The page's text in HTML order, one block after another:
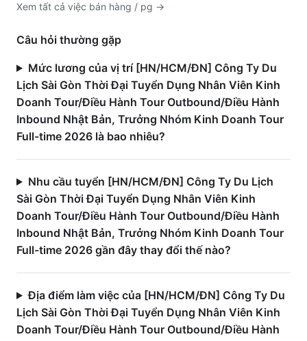
Xem tất cả việc bán hàng / pg →
Câu hỏi thường gặp
Mức lương của vị trí [HN/HCM/ĐN] Công Ty Du
Lịch Sài Gòn Thời Đại Tuyển Dụng Nhân Viên Kinh
Doanh Tour/Điều Hành Tour Outbound/Điều Hành
Inbound Nhật Bản, Trưởng Nhóm Kinh Doanh Tour
Full-time 2026 là bao nhiêu?
Nhu cầu tuyển [HN/HCM/ĐN] Công Ty Du Lịch
Sài Gòn Thời Đại Tuyển Dụng Nhân Viên Kinh
Doanh Tour/Điều Hành Tour Outbound/Điều Hành
Inbound Nhật Bản, Trưởng Nhóm Kinh Doanh Tour
Full-time 2026 gần đây thay đổi thế nào?
Địa điểm làm việc của [HN/HCM/ĐN] Công Ty Du
Lịch Sài Gòn Thời Đại Tuyển Dụng Nhân Viên Kinh
Doanh Tour/Điều Hành Tour Outbound/Điều Hành